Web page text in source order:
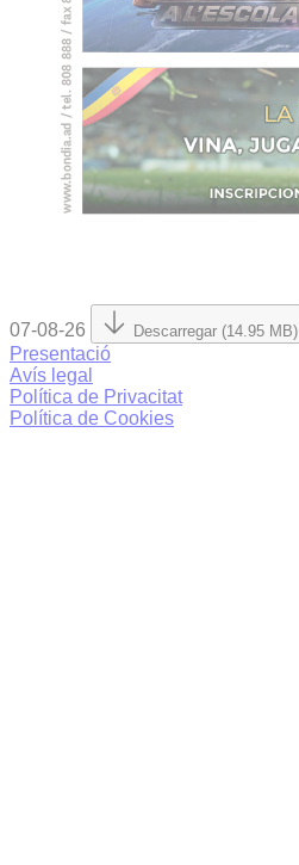
07-08-26 Descarregar (14.95 MB)
Presentació
Avís legal
Política de Privacitat
Política de Cookies